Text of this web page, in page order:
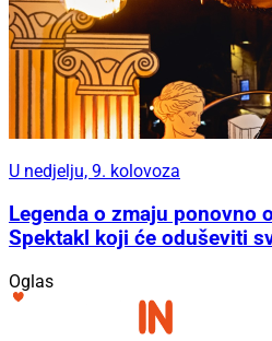
U nedjelju, 9. kolovoza
Legenda o zmaju ponovno
Spektakl koji će oduševiti
Oglas